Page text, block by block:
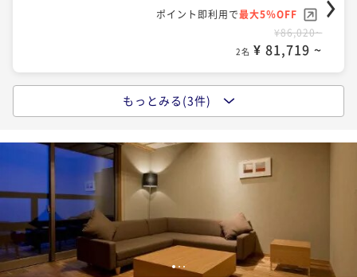
ポイント即利用で 最大5％OFF
¥108,790~
¥ 103,350 ~
ポイント即利用で最大5％OFF
¥86,020~
2名 ¥ 81,719 ~
【一泊二食】割烹 松秀 ベーシック宿泊プラン S2
二食付き 事前決済可
IN 15:00 - 18:00 OUT11:00
ポイント即利用で最大5％OFF
2名
【一泊二食】割烹 松秀 季節のおすすめ会席
もっとみる(3件)
12 3